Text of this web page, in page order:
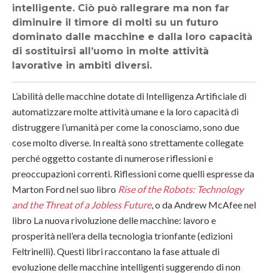
intelligente. Ciò può rallegrare ma non far
diminuire il timore di molti su un futuro
dominato dalle macchine e dalla loro capacità
di sostituirsi all’uomo in molte attività
lavorative in ambiti diversi.
L’abilità delle macchine dotate di Intelligenza Artificiale di
automatizzare molte attività umane e la loro capacità di
distruggere l’umanità per come la conosciamo, sono due
cose molto diverse. In realtà sono strettamente collegate
perché oggetto costante di numerose riflessioni e
preoccupazioni correnti. Riflessioni come quelli espresse da
Marton Ford nel suo libro Rise of the Robots: Technology
and the Threat of a Jobless Future, o da Andrew McAfee nel
libro La nuova rivoluzione delle macchine: lavoro e
prosperità nell’era della tecnologia trionfante (edizioni
Feltrinelli). Questi libri raccontano la fase attuale di
evoluzione delle macchine intelligenti suggerendo di non